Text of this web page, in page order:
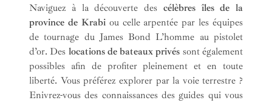
Naviguez à la découverte des célèbres îles de la
province de Krabiou celle arpentée par les équipes
de tournage du James Bond L’homme au pistolet
d’or. Des locations de bateaux privés sont également
possibles afin de profiter pleinement et en toute
liberté. Vous préférez explorer par la voie terrestre ?
Enivrez-vous des connaissances des guides qui vous